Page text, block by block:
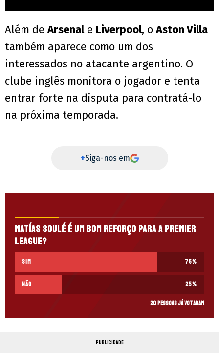
Além deArsenale Liverpool, oAston Villa
também aparece como um dos
interessados no atacante argentino. O
clube inglês monitora o jogador e tenta
entrar forte na disputa para contratá-lo
na próxima temporada.
+Siga-nos em
Matías Soulé é um bom reforço para a Premier
League?
Sim 75%
Não 25%
20 pessoas já votaram
PUBLICIDADE